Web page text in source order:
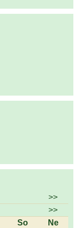
>>
>>
So
Ne